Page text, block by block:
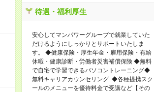
待遇・福利厚生
安心してマンパワーグループで就業していた
だけるようにしっかりとサポートいたしま
す。 ◆健康保険・厚生年金・雇用保険・有給
休暇・健康診断・労働者災害補償保険 ◆無料
で自宅で学習できるパソコントレーニング◆
無料キャリアカウンセリング ◆各種提携スク
ールのメニューを優待料金で受講など【その